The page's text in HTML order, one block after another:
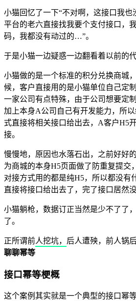
小猫回忆了一下“不对啊，这接口我
平台的老六直接找我要个支付接口，
码，我都没有动过的…”。
于是小猫一边疑惑一边翻看着以前的
小猫做的是一个标准的积分兑换商城
候，客户直接用的是小猫单位自己定
一家公司有点特殊，由于公司想要定
加上本身A公司自己有开发能力，所
式直接将相关接口给出去，A客户H5
接。
慢慢地，原因也水落石出，之前好好
为商城的本身H5页面做了防重复提交
对接方式用的都是纯H5，所以都没有
直接将接口给出去了，完了接口居然
小猫躺枪，数据订正当然是少不了了
了。
正所谓前人挖坑，后人遭殃，前人锅后
聊聊幂等
接口幂等梗概
这个案例其实就是一个典型的接口幂